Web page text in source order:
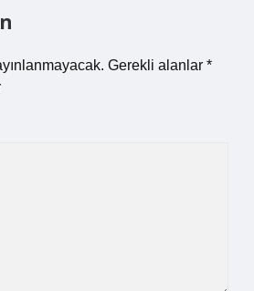
Gerekli alanlar *